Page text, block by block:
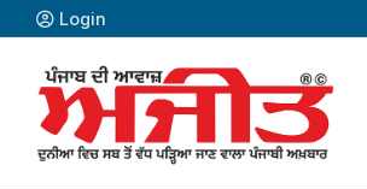
Login